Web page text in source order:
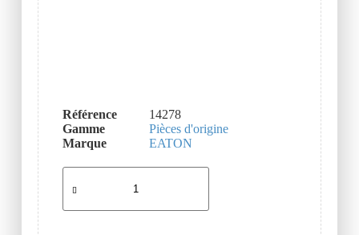
Référence
14278
Gamme
Pièces d'origine
Marque
EATON